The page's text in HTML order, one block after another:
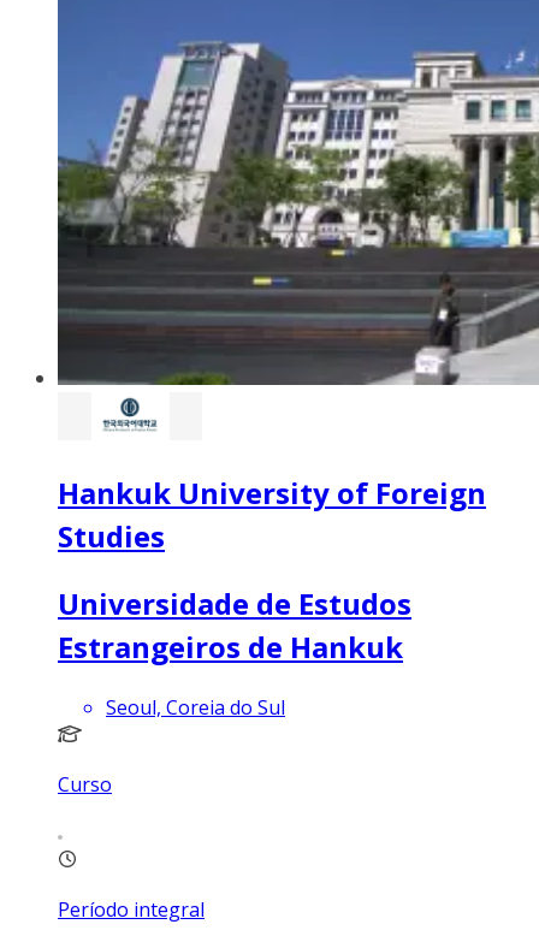
Hankuk University of Foreign
Studies
Universidade de Estudos
Estrangeiros de Hankuk
Seoul, Coreia do Sul
Curso
Período integral